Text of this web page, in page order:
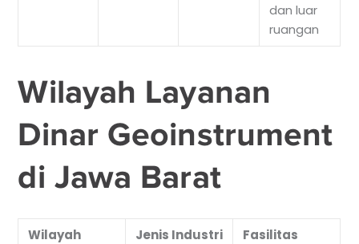
dan luar
ruangan
Wilayah Layanan
Dinar Geoinstrument
di Jawa Barat
Wilayah
Jenis Industri
Fasilitas